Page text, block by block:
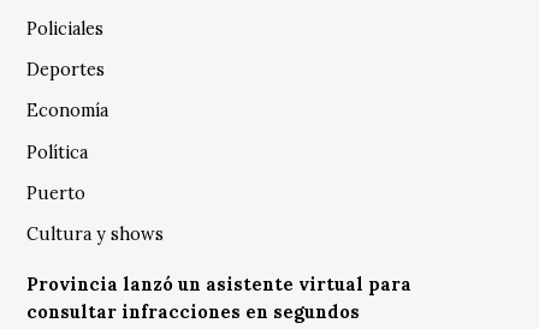
Policiales
Deportes
Economía
Política
Puerto
Cultura y shows
Provincia lanzó un asistente virtual para
consultar infracciones en segundos